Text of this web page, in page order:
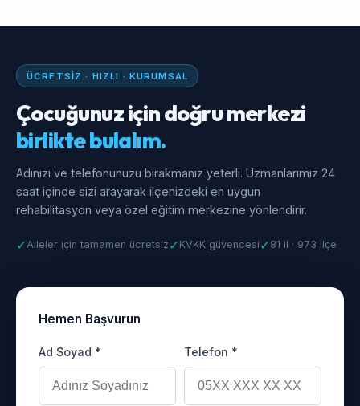
ÜCRETSIZ · HIZLI · KURUMSAL
Çocuğunuz için doğru merkezi
birlikte bulalım.
Adınızı ve telefonunuzu bırakmanız yeterli. Uzmanlarımız 24
saat içinde sizi arayarak ilçenizdeki en uygun
rehabilitasyon veya özel eğitim merkezine yönlendirir.
✓Aileler için tamamen ücretsiz ✓ KVKK güvencesi ✓ 81 il · 973 ilçe
Hemen Başvurun
Ad Soyad * Telefon *